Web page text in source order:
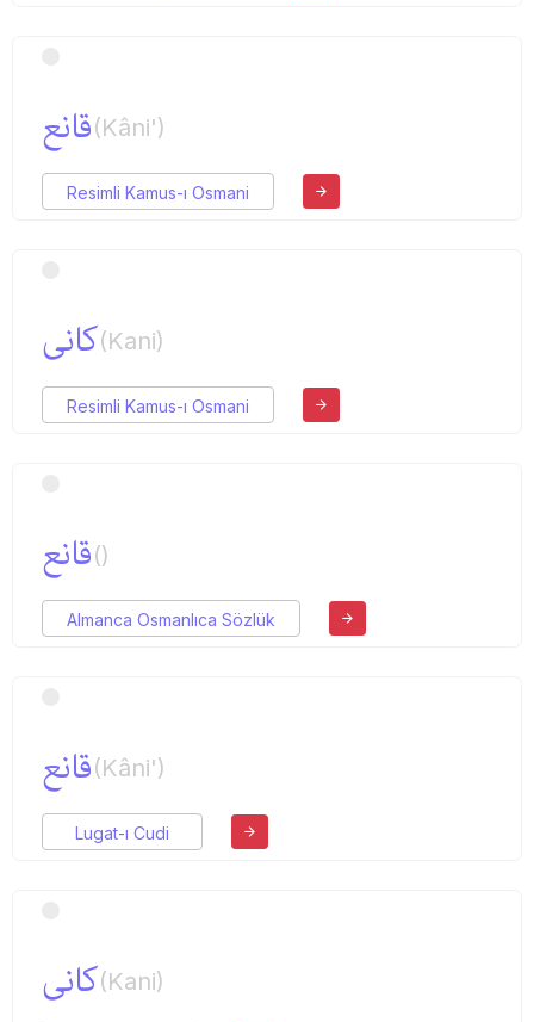
قانع(Kâni')
Resimli Kamus-ı Osmani
كانی(Kani)
Resimli Kamus-ı Osmani
قانع()
Almanca Osmanlıca Sözlük
قانع(Kâni')
Lugat-ı Cudi
كانی(Kani)